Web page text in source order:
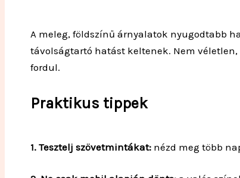
A meleg, földszínű árnyalatok nyugodtabb
távolságtartó hatást keltenek. Nem
fordul.
Praktikus tippek
1. Tesztelj szövetmintákat:nézd meg több